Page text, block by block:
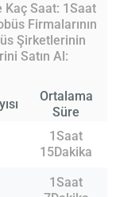
Kaç Saat: 1Saat
Firmalarının
Şirketlerinin
Satın Al:
Ortalama
Süre
1Saat
15Dakika
1Saat